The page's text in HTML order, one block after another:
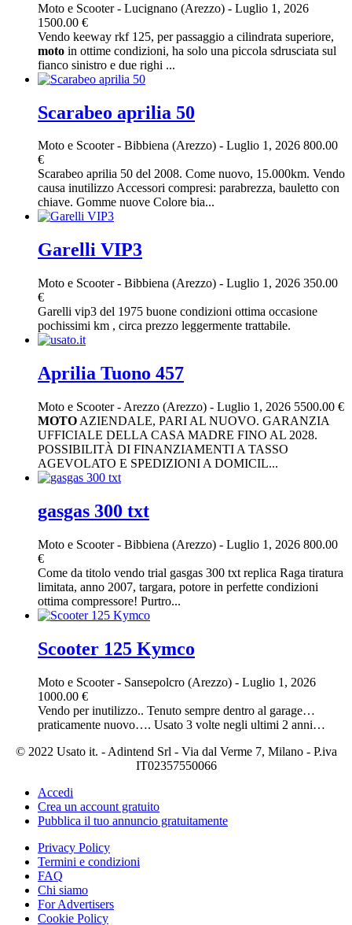
Moto e Scooter- Lucignano (Arezzo) - Luglio 1, 2026
1500.00 €
Vendo keeway rkf 125, per passaggio a cilindrata superiore,
moto in ottime condizioni, ha solo una piccola sdrusciata sul
fianco sinistro e due righi ...
Scarabeo aprilia 50
Moto e Scooter- Bibbiena (Arezzo) - Luglio 1, 2026 800.00
€
Scarabeo aprilia 50 del 2008. Come nuovo, 15.000km. Vendo
causa inutilizzo Accessori compresi: parabrezza, bauletto con
chiave. Gomme nuove Colore bia...
Garelli VIP3
Moto e Scooter- Bibbiena (Arezzo) - Luglio 1, 2026 350.00
€
Garelli vip3 del 1975 buone condizioni ottima occasione
pochissimi km , circa prezzo leggermente trattabile.
Aprilia Tuono 457
Moto e Scooter- Arezzo (Arezzo) - Luglio 1, 2026 5500.00 €
MOTO AZIENDALE, PARI AL NUOVO. GARANZIA
UFFICIALE DELLA CASA MADRE FINO AL 2028.
POSSIBILITÀ DI FINANZIAMENTI A TASSO
AGEVOLATO E SPEDIZIONI A DOMICIL...
gasgas 300 txt
Moto e Scooter- Bibbiena (Arezzo) - Luglio 1, 2026 800.00
€
Come da titolo vendo trial gasgas 300 txt replica Raga tiratura
limitata, anno 2007, targara, potore in perfette condizioni
ottima compressore! Purtro...
Scooter 125 Kymco
Moto e Scooter- Sansepolcro (Arezzo) - Luglio 1, 2026
1000.00 €
Vendo per inutilizzo.. Tenuto sempre dentro al garage…
praticamente nuovo…. Usato 3 volte negli ultimi 2 anni…
© 2022 Usato it. - Adintend Srl - Via dal Verme 7, Milano - P.iva
IT02357550066
Accedi
Crea un account gratuito
Pubblica il tuo annuncio gratuitamente
Privacy Policy
Termini e condizioni
FAQ
Chi siamo
For Advertisers
Cookie Policy